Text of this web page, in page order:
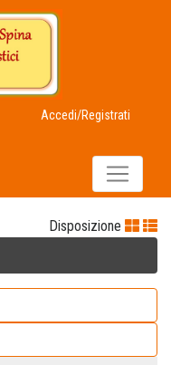
Accedi/Registrati
Disposizione